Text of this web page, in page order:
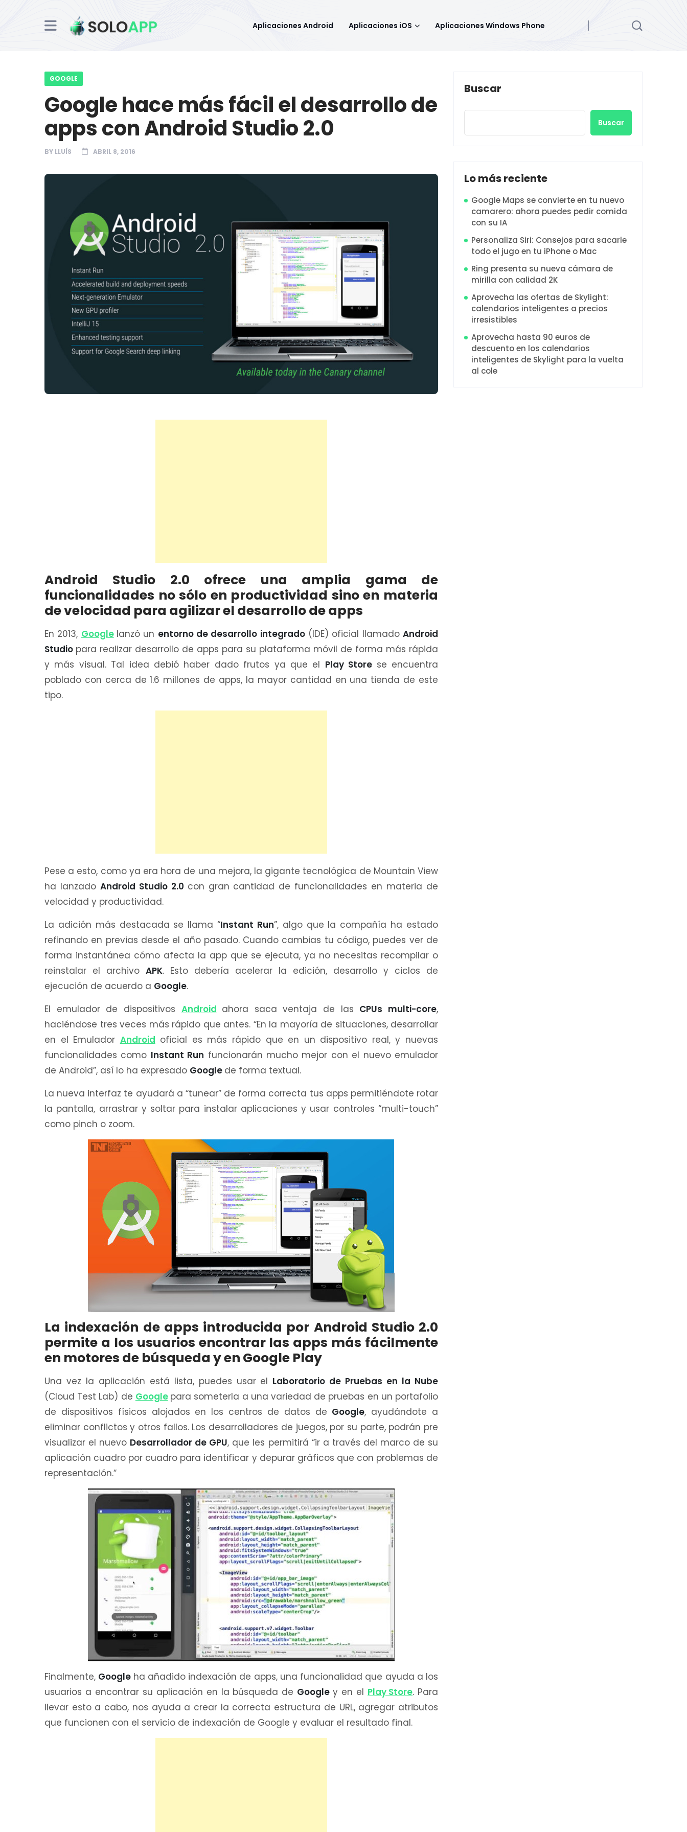
Aplicaciones Android Aplicaciones iOS Aplicaciones Windows Phone
GOOGLE
Google hace más fácil el desarrollo de
apps con Android Studio 2.0
BY LLUÍS ABRIL 8, 2016
Android Studio 2.0 ofrece una amplia gama de
funcionalidades no sólo en productividad sino en materia
de velocidad para agilizar el desarrollo de apps
En 2013, Google lanzó un entorno de desarrollo integrado(IDE) oficial llamadoAndroid
Studio para realizar desarrollo de apps para su plataforma móvil de forma más rápida
y más visual. Tal idea debió haber dado frutos ya que el Play Store se encuentra
poblado con cerca de 1.6 millones de apps, la mayor cantidad en una tienda de este
tipo.
Pese a esto, como ya era hora de una mejora, la gigante tecnológica de Mountain View
ha lanzado Android Studio 2.0 con gran cantidad de funcionalidades en materia de
velocidad y productividad.
La adición más destacada se llama “Instant Run”, algo que la compañía ha estado
refinando en previas desde el año pasado. Cuando cambias tu código, puedes ver de
forma instantánea cómo afecta la app que se ejecuta, ya no necesitas recompilar o
reinstalar el archivo APK. Esto debería acelerar la edición, desarrollo y ciclos de
ejecución de acuerdo a Google.
El emulador de dispositivos Android ahora saca ventaja de las CPUs multi-core,
haciéndose tres veces más rápido que antes. “En la mayoría de situaciones, desarrollar
en el Emulador Android oficial es más rápido que en un dispositivo real, y nuevas
funcionalidades como Instant Run funcionarán mucho mejor con el nuevo emulador
de Android”, así lo ha expresado Google de forma textual.
La nueva interfaz te ayudará a “tunear” de forma correcta tus apps permitiéndote rotar
la pantalla, arrastrar y soltar para instalar aplicaciones y usar controles “multi-touch”
como pinch o zoom.
La indexación de apps introducida por Android Studio 2.0
permite a los usuarios encontrar las apps más fácilmente
en motores de búsqueda y en Google Play
Una vez la aplicación está lista, puedes usar el Laboratorio de Pruebas en la Nube
(Cloud Test Lab) de Google para someterla a una variedad de pruebas en un portafolio
de dispositivos físicos alojados en los centros de datos de Google, ayudándote a
eliminar conflictos y otros fallos. Los desarrolladores de juegos, por su parte, podrán pre
visualizar el nuevo Desarrollador de GPU, que les permitirá “ir a través del marco de su
aplicación cuadro por cuadro para identificar y depurar gráficos que con problemas de
representación.”
Finalmente, Google ha añadido indexación de apps, una funcionalidad que ayuda a los
usuarios a encontrar su aplicación en la búsqueda de Googley en el Play Store. Para
llevar esto a cabo, nos ayuda a crear la correcta estructura de URL, agregar atributos
que funcionen con el servicio de indexación de Google y evaluar el resultado final.
Buscar
Buscar
Lo más reciente
Google Maps se convierte en tu nuevo
camarero: ahora puedes pedir comida
con su IA
Personaliza Siri: Consejos para sacarle
todo el jugo en tu iPhone o Mac
Ring presenta su nueva cámara de
mirilla con calidad 2K
Aprovecha las ofertas de Skylight:
calendarios inteligentes a precios
irresistibles
Aprovecha hasta 90 euros de
descuento en los calendarios
inteligentes de Skylight para la vuelta
al cole